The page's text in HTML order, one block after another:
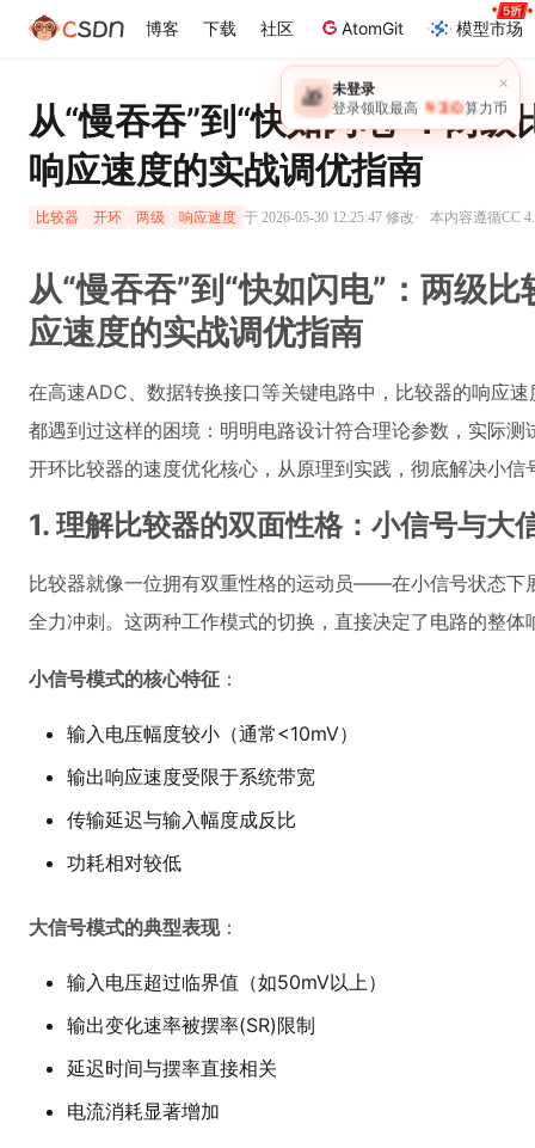
博客 下载 社区 AtomGit 模型市场
×
🎁 未登录
登录领取最高 ￥30 算力币
从“慢吞吞”到“快如闪电”：两
响应速度的实战调优指南
比较器 开环 两级 响应速度 于 2026-05-30 12:25:47 修改· 本内容遵循CC
从“慢吞吞”到“快如闪电”：两级
应速度的实战调优指南
在高速ADC、数据转换接口等关键电路中，比较器的响应
都遇到过这样的困境：明明电路设计符合理论参数，实际
开环比较器的速度优化核心，从原理到实践，彻底解决小
1. 理解比较器的双面性格：小信号与大
比较器就像一位拥有双重性格的运动员——在小信号状态下
全力冲刺。这两种工作模式的切换，直接决定了电路的整体
小信号模式的核心特征 ：
输入电压幅度较小（通常<10mV）
输出响应速度受限于系统带宽
传输延迟与输入幅度成反比
功耗相对较低
大信号模式的典型表现：
输入电压超过临界值（如50mV以上）
输出变化速率被摆率(SR)限制
延迟时间与摆率直接相关
电流消耗显著增加